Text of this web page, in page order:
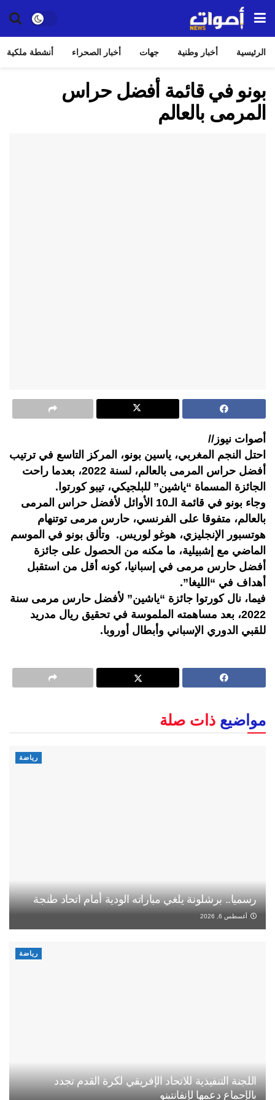
الرئيسية أخبار وطنية جهات أخبار الصحراء أنشطة ملكية
بونو في قائمة أفضل حراس
المرمى بالعالم
أصوات نيوز//
احتل النجم المغربي، ياسين بونو، المركز التاسع في ترتيب
أفضل حراس المرمى بالعالم، لسنة 2022، بعدما راحت
الجائزة المسماة “ياشين” للبلجيكي، تيبو كورتوا.
وجاء بونو في قائمة الـ10 الأوائل لأفضل حراس المرمى
بالعالم، متفوقا على الفرنسي، حارس مرمى توتنهام
هوتسبور الإنجليزي، هوغو لوريس. وتألق بونو في الموسم
الماضي مع إشبيلية، ما مكنه من الحصول على جائزة
أفضل حارس مرمى في إسبانيا، كونه أقل من استقبل
أهداف في “الليغا”.
فيما، نال كورتوا جائزة “ياشين” لأفضل حارس مرمى سنة
2022، بعد مساهمته الملموسة في تحقيق ريال مدريد
للقبي الدوري الإسباني وأبطال أوروبا.
مواضيع ذات صلة
رياضة
رسميا.. برشلونة يلغي مباراته الودية أمام اتحاد طنجة
أغسطس 6, 2026
رياضة
اللجنة التنفيذية للاتحاد الإفريقي لكرة القدم تجدد
بالإجماع دعمها لإنفانتينو